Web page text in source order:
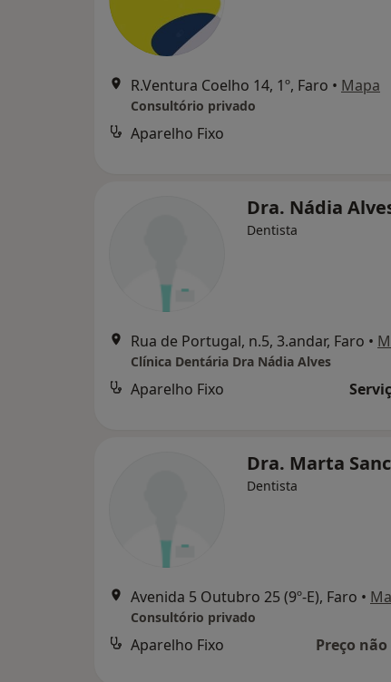
R.Ventura Coelho 14, 1º, Faro • Mapa
Consultório privado
Aparelho Fixo
Dra. Nádia
Dentista
Rua de Portugal, n.5, 3.andar, Faro •
Clínica Dentária Dra Nádia Alves
Aparelho Fixo
Dra. Marta
Dentista
Avenida 5 Outubro 25 (9º-E), Faro •
Consultório privado
Aparelho Fixo Preço